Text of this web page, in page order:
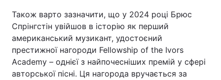
Також варто зазначити, що у 2024 році Брюс
Спрінгстін увійшов в історію як перший
американський музикант, удостоєний
престижної нагороди Fellowship of the Ivors
Academy – однієї з найпочесніших премій у сфері
авторської пісні. Ця нагорода вручається за